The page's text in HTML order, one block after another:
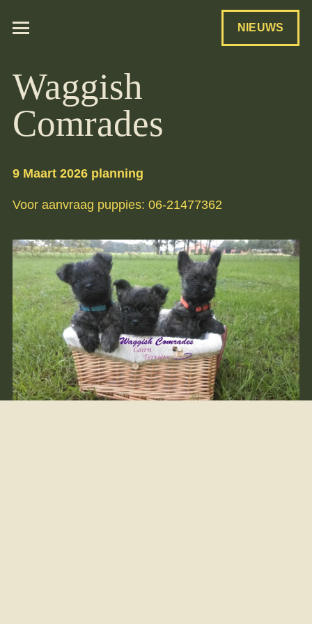
NIEUWS
Waggish
Comrades
9 Maart 2026 planning
Voor aanvraag puppies: 06-21477362